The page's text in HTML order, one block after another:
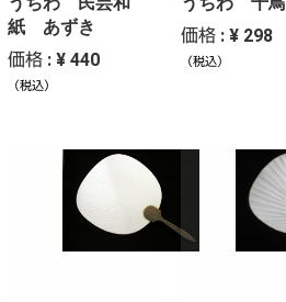
紙 あずき
価格 : ¥ 440
（税込）
価格 : ¥ 298
（税込）